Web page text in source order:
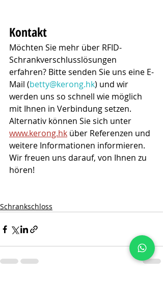
Kontakt
Möchten Sie mehr über RFID-
Schrankverschlusslösungen
erfahren? Bitte senden Sie uns eine E-
Mail (betty@kerong.hk) und wir
werden uns so schnell wie möglich
mit Ihnen in Verbindung setzen.
Alternativ können Sie sich unter
www.kerong.hk über Referenzen und
weitere Informationen informieren.
Wir freuen uns darauf, von Ihnen zu
hören!
Schrankschloss